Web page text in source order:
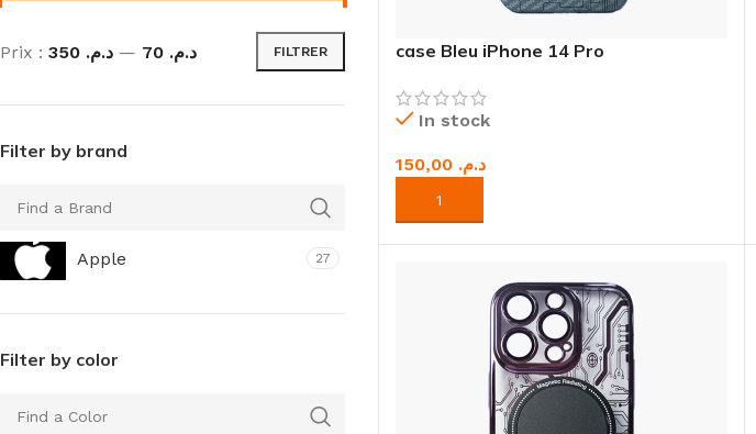
IPHONE IPAD WATCH
FILTRER
Prix : د.م. 70 — د.م. 350
Filter by brand
Apple 27
Filter by color
case Bleu iPhone 14 Pro
In stock
د.م.
AJOUTER AU PANIER